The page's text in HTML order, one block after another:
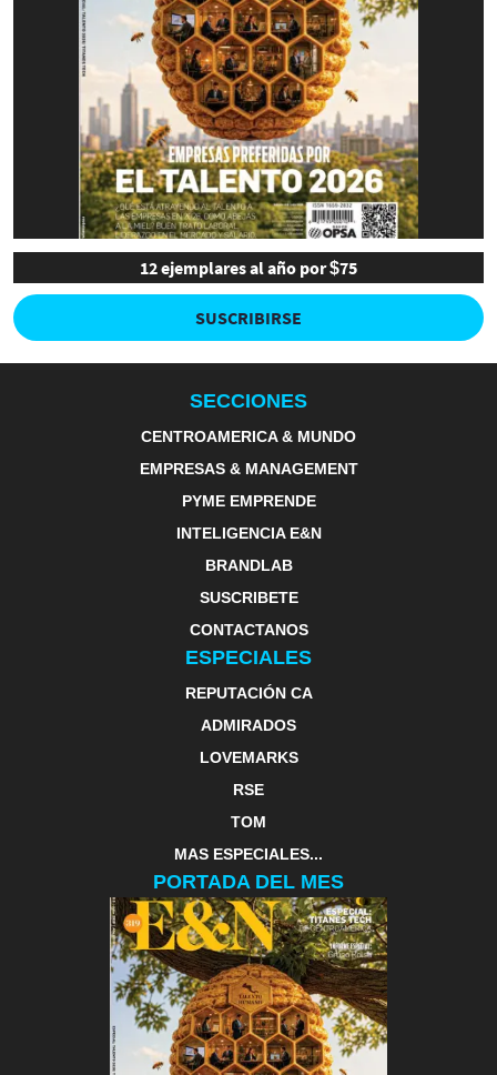
12 ejemplares al año por $75
SUSCRIBIRSE
SECCIONES
CENTROAMERICA & MUNDO
EMPRESAS & MANAGEMENT
PYME EMPRENDE
INTELIGENCIA E&N
BRANDLAB
SUSCRIBETE
CONTACTANOS
ESPECIALES
REPUTACIÓN CA
ADMIRADOS
LOVEMARKS
RSE
TOM
MAS ESPECIALES...
PORTADA DEL MES